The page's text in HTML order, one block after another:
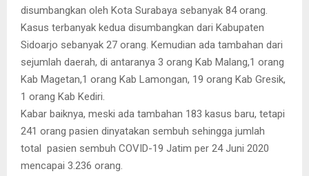
disumbangkan oleh Kota Surabaya sebanyak 84 orang.
Kasus terbanyak kedua disumbangkan dari Kabupaten
Sidoarjo sebanyak 27 orang. Kemudian ada tambahan dari
sejumlah daerah, di antaranya 3 orang Kab Malang,1 orang
Kab Magetan,1 orang Kab Lamongan, 19 orang Kab Gresik,
1 orang Kab Kediri.
Kabar baiknya, meski ada tambahan 183 kasus baru, tetapi
241 orang pasien dinyatakan sembuh sehingga jumlah
total pasien sembuh COVID-19 Jatim per 24 Juni 2020
mencapai 3.236 orang.